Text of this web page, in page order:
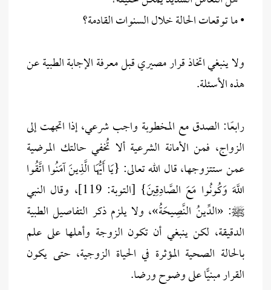
• ما توقعات الحالة خلال السنوات القادمة؟
ولا ينبغي اتخاذ قرار مصيري قبل معرفة الإجابة الطبية عن
هذه الأسئلة.
رابعًا: الصدق مع المخطوبة واجب شرعي، إذا اتجهت إلى
الزواج، فمن الأمانة الشرعية ألا تُخفي حالتك المرضية
عمن ستتزوجها، قال الله تعالى: {يَا أَيُّهَا الَّذِينَ آمَنُوا اتَّقُوا
اللَّهَ وَكُونُوا مَعَ الصَّادِقِينَ} [التوبة: 119]، وقال النبي
ﷺ: «الدِّينُ النَّصِيحَةُ»، ولا يلزم ذكر التفاصيل الطبية
الدقيقة، لكن ينبغي أن تكون الزوجة وأهلها على علم
بالحالة الصحية المؤثرة في الحياة الزوجية، حتى يكون
القرار مبنيًّا على وضوح ورضا.